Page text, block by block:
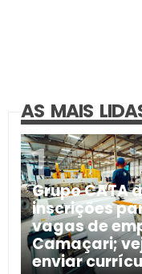
AS MAIS
Grupo CATA
inscrições
vagas de
Camaçari;
enviar